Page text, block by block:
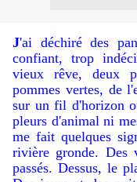
J'ai déchiré des
confiant, trop
vieux rêve, deux
pommes vertes, de
sur un fil d'horizon
pleurs d'animal ni
me fait quelques
rivière gronde. Des
passés. Dessus, le